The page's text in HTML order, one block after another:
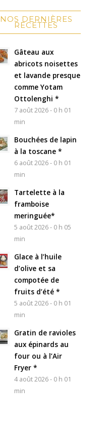
NOS DERNIÈRES
RECETTES
Gâteau aux
abricots noisettes
et lavande presque
comme Yotam
Ottolenghi *
7 août 2026 - 0 h 01
min
Bouchées de lapin
à la toscane *
6 août 2026 - 0 h 01
min
Tartelette à la
framboise
meringuée*
5 août 2026 - 0 h 05
min
Glace à l’huile
d’olive et sa
compotée de
fruits d’été *
5 août 2026 - 0 h 01
min
Gratin de ravioles
aux épinards au
four ou à l’Air
Fryer *
4 août 2026 - 0 h 01
min